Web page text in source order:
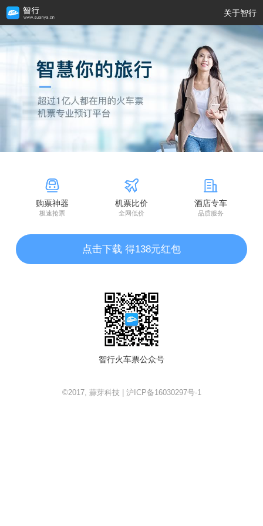
关于智行
购票神器
极速抢票
机票比价
全网低价
酒店专车
品质服务
点击下载 得138元红包
智行火车票公众号
©2017, 蒜芽科技 | 沪ICP备16030297号-1